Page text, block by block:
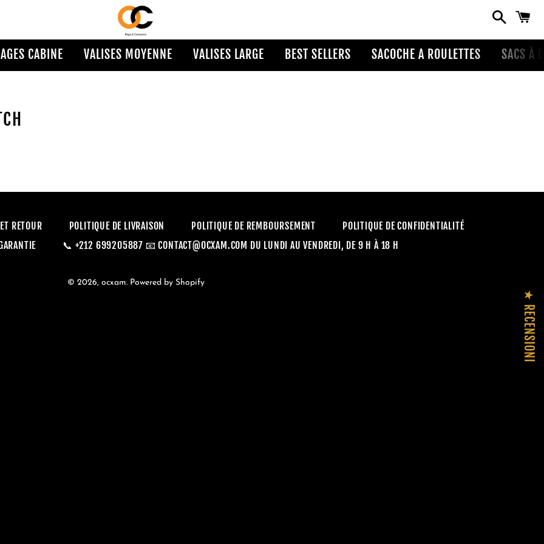
CABINE VALISES MOYENNE VALISES LARGE BEST SELLERS SACOCHE A ROULETTES SACS À
RETOUR POLITIQUE DE LIVRAISON POLITIQUE DE REMBOURSEMENT
POLITIQUE DE CONFIDENTIALITÉ
📞 +212 699205887 📧 CONTACT@OCXAM.COM DU LUNDI AU VENDREDI, DE 9 H À 18 H
© 2026, ocxam. Powered by Shopify
★ RECENSIONI